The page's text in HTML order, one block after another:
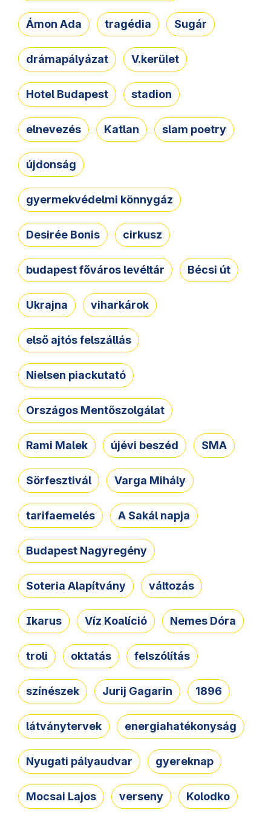
Ámon Ada tragédia Sugár
drámapályázat V.kerület
Hotel Budapest stadion
elnevezés Katlan slam poetry
újdonság
gyermekvédelmi könnygáz
Desirée Bonis cirkusz
budapest főváros levéltár Bécsi út
Ukrajna viharkárok
első ajtós felszállás
Nielsen piackutató
Országos Mentőszolgálat
Rami Malek újévi beszéd SMA
Sörfesztivál Varga Mihály
tarifaemelés A Sakál napja
Budapest Nagyregény
Soteria Alapítvány változás
Ikarus Víz Koalíció Nemes Dóra
troli oktatás felszólítás
színészek Jurij Gagarin 1896
látványtervek energiahatékonyság
Nyugati pályaudvar gyereknap
Mocsai Lajos verseny Kolodko